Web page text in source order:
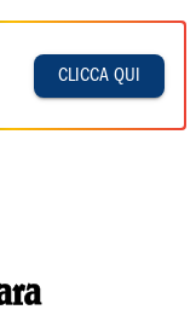
CLICCA QUI